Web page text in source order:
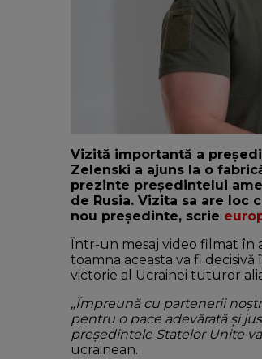
Vizită importantă a
Zelenski a ajuns la o
prezinte președintelui
de Rusia. Vizita sa are loc
nou președinte, scrie
Într-un mesaj video filmat în
toamna aceasta va fi
victorie al Ucrainei tuturor
„Împreună cu partenerii
pentru o pace adevărată și
președintele Statelor Unite
ucrainean.